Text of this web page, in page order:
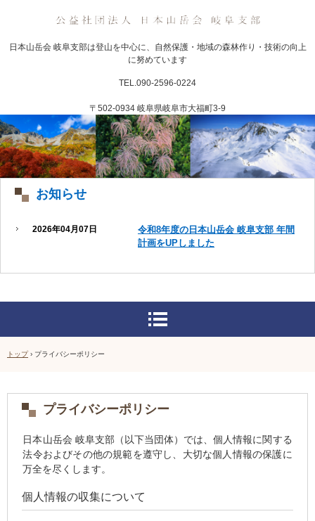
日本山岳会 岐阜支部は登山を中心に、自然保護・地域の森林作り・技術の向上
に努めています
TEL.090-2596-0224
〒502-0934 岐阜県岐阜市大福町3-9
お知らせ
2026年04月07日
令和8年度の日本山岳会 岐阜支部 年間
計画をUPしました
トップ › プライバシーポリシー
プライバシーポリシー
日本山岳会 岐阜支部（以下当団体）では、個人情報に関する
法令およびその他の規範を遵守し、大切な個人情報の保護に
万全を尽くします。
個人情報の収集について